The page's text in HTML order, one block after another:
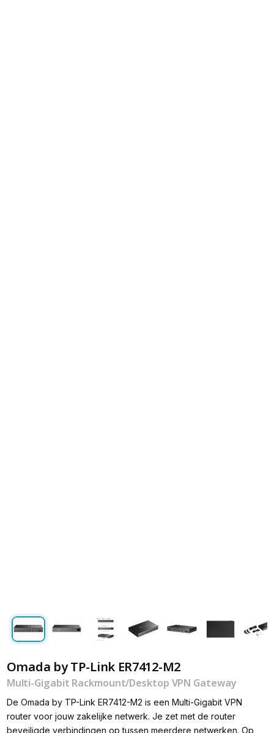
Omada by TP-Link ER7412-M2
Multi-Gigabit Rackmount/Desktop VPN Gateway
De Omada by TP-Link ER7412-M2 is een Multi-Gigabit VPN
router voor jouw zakelijke netwerk. Je zet met de router
beveiligde verbindingen op tussen meerdere netwerken. Op